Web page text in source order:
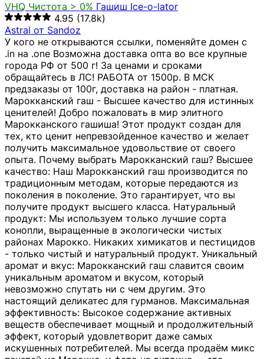
VHQ Чистота > 0% Гашиш Ice-o-lator
4.95 (17.8k)
Astral от Sandoz
У кого не открываются ссылки, поменяйте домен с
.in на .one Возможна доставка опта во все крупные
города РФ от 500 г! За ценами и сроками
обращайтесь в ЛС! РАБОТА от 1500р. В МСК
предзаказы от 100г, доставка на район - платная.
Марокканский гаш - Высшее качество для истинных
ценителей! Добро пожаловать в мир элитного
Марокканского гашиша! Этот продукт создан для
тех, кто ценит непревзойденное качество и желает
получить максимальное удовольствие от своего
опыта. Почему выбрать Марокканский гаш? Высшее
качество: Наш Марокканский гаш производится по
традиционным методам, которые передаются из
поколения в поколение. Это гарантирует, что вы
получите продукт высшего класса. Натуральный
продукт: Мы используем только лучшие сорта
конопли, выращенные в экологически чистых
районах Марокко. Никаких химикатов и пестицидов
- только чистый и натуральный продукт. Уникальный
аромат и вкус: Марокканский гаш славится своим
уникальным ароматом и вкусом, который
невозможно спутать ни с чем другим. Это
настоящий деликатес для гурманов. Максимальная
эффективность: Высокое содержание активных
веществ обеспечивает мощный и продолжительный
эффект, который удовлетворит даже самых
искушенных потребителей. Мы всегда продаём микс